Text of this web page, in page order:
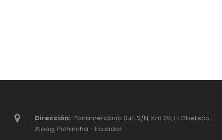
Dirección: Panamericana Sur, S/N, Km 28, El Obelisco,
Aloag, Pichincha - Ecuador.